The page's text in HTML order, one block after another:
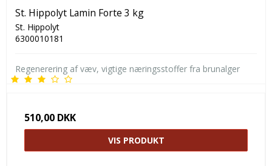
St. Hippolyt Lamin Forte 3 kg
St. Hippolyt
6300010181
Regenerering af væv, vigtige næringsstoffer fra brunalger
510,00 DKK
VIS PRODUKT